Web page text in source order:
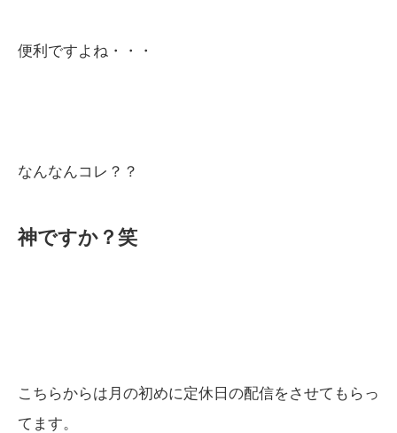
便利ですよね・・・
なんなんコレ？？
神ですか？笑
こちらからは月の初めに定休日の配信をさせてもらっ
てます。